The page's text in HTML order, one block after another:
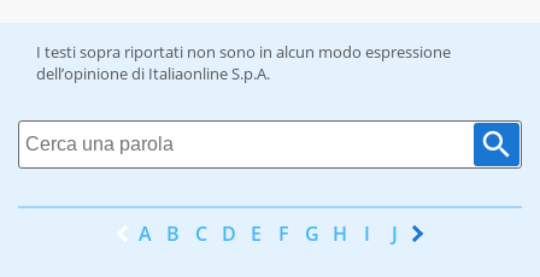
I testi sopra riportati non sono in alcun modo espressione
dell’opinione di Italiaonline S.p.A.
A B C D E F G H I J K